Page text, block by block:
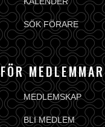
SÖK FÖRARE
FÖR MEDLEMMAR
MEDLEMSKAP
BLI MEDLEM